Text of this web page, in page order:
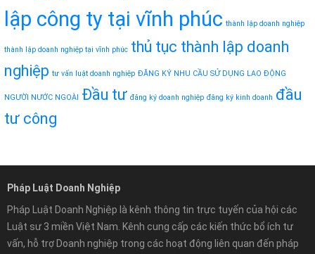
lập công ty tại vĩnh phúc thành lập doanh nghiệp
thành lập doanh nghiệp tại vĩnh phúc thủ tục thành lập doanh
nghiệp tư vấn luật doanh nghiệp ĐĂNG KÝ NHU CẦU SỬ DỤNG LAO ĐỘNG
NGƯỜI NƯỚC NGOÀI Đầu tư đăng ký doanh nghiệp đăng ký kinh doanh đầu
tư công
Pháp Luật Doanh Nghiệp
Pháp Luật Doanh Nghiệp là kênh thông tin trực tuyến của hội các
Luật sư 3 miền Việt Nam. Kênh cung cấp các kiến thức bổ ích tư
vấn, hỗ trợ Doanh nghiệp trong các hoạt động liên quan đến pháp